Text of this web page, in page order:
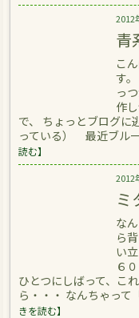
2012
青
こ
す
っ
作
で、 ちょっとブログ
っている） 最近ブル
読む】
2012
ミ
な
ら
い
６
ひとつにしばって、こ
ら・・・ なんちゃって
きを読む】